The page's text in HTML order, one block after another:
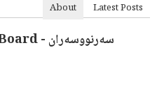
About Latest Posts
سەرنووسەران - Editorial Board